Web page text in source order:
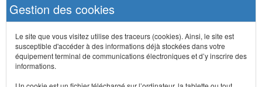
Gestion des cookies
Le site que vous visitez utilise des traceurs (cookies). Ainsi, le site est
susceptible d'accéder à des informations déjà stockées dans votre
équipement terminal de communications électroniques et d’y inscrire des
informations.